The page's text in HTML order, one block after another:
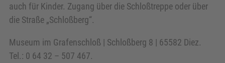
auch für Kinder. Zugang über die Schloßtreppe oder über
die Straße „Schloßberg“.
Museum im Grafenschloß | Schloßberg 8 | 65582 Diez.
Tel.: 0 64 32 – 507 467.